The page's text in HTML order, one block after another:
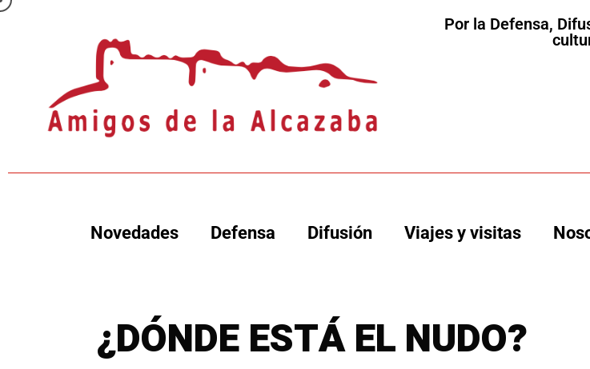
Por la Defensa,
Novedades Defensa Difusión Viajes y visitas
¿DÓNDE ESTÁ EL NUDO?